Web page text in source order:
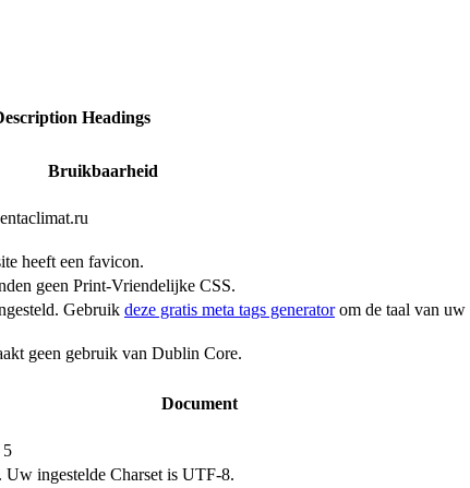
Headings
Bruikbaarheid
heeft een favicon.
geen Print-Vriendelijke CSS.
Gebruik deze gratis meta tags generatorom de taal van uw
geen gebruik van Dublin Core.
Document
Uw ingestelde Charset is UTF-8.